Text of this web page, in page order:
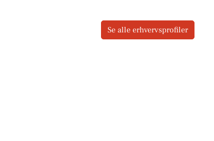
Se alle erhvervsprofiler